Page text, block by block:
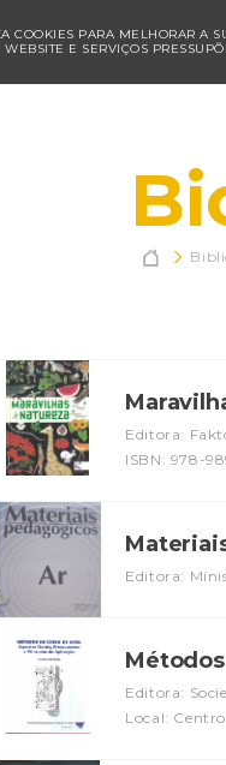
COOKIES PARA MELHORAR A
E SERVIÇOS

Editora:
ISBN: 978-
Editora:
Editora:
Local: